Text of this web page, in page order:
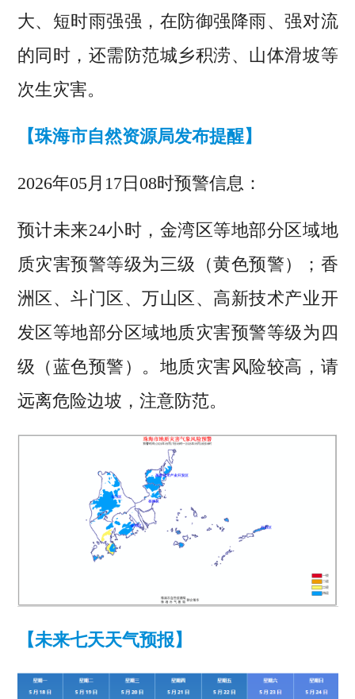
大、短时雨强强， 在防御强降雨、强对流
的同时，还需 防范城乡积涝、山体滑坡等
次生灾害。
【珠海市自然资源局发布提醒】
2026年05月17日08时预警信息：
预计未来24小时，金湾区等地部分区域地
质灾害预警等级为三级（黄色预警）；香
洲区、斗门区、万山区、高新技术产业开
发区等地部分区域地质灾害预警等级为四
级（蓝色预警）。 地质灾害风险较高，请
远离危险边坡，注意防范。
【未来七天天气预报】